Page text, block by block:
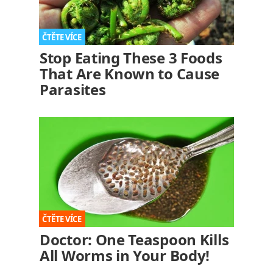
Stop Eating These 3 Foods
That Are Known to Cause
Parasites
Doctor: One Teaspoon Kills
All Worms in Your Body!